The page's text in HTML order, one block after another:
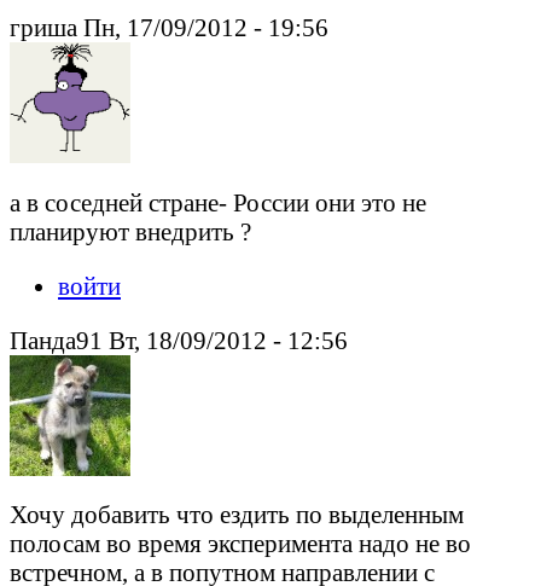
гриша Пн, 17/09/2012 - 19:56
а в соседней стране- России они это не
планируют внедрить ?
войти
Панда91 Вт, 18/09/2012 - 12:56
Хочу добавить что ездить по выделенным
полосам во время эксперимента надо не во
встречном, а в попутном направлении с